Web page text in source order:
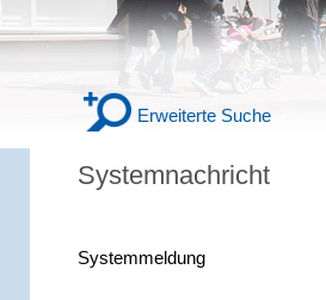
Erweiterte Suche
Systemnachricht
Systemmeldung